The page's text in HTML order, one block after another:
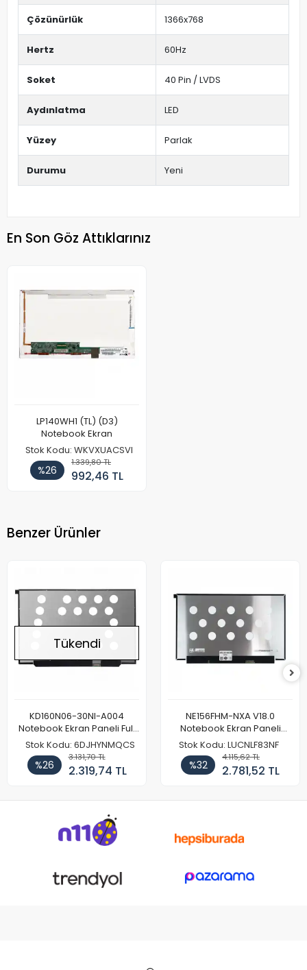
Çözünürlük 1366x768
Hertz 60Hz
Soket 40 Pin / LVDS
Aydınlatma LED
Yüzey Parlak
Durumu Yeni
En Son Göz Attıklarınız
LP140WH1 (TL) (D3)
Notebook Ekran
Stok Kodu: WKVXUACSVI
%26
1.339,80 TL
992,46 TL
Benzer Ürünler
Tükendi
KD160N06-30NI-A004
Notebook Ekran Paneli Full
HD
Stok Kodu: 6DJHYNMQCS
%26
3.131,70 TL
2.319,74 TL
NE156FHM-NXA V18.0
Notebook Ekran Paneli
144Hz
Stok Kodu: LUCNLF83NF
%32
4.115,62 TL
2.781,52 TL